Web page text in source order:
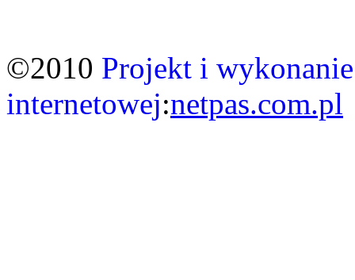
©2010 Projekt i
internetowej:netpas.com.pl